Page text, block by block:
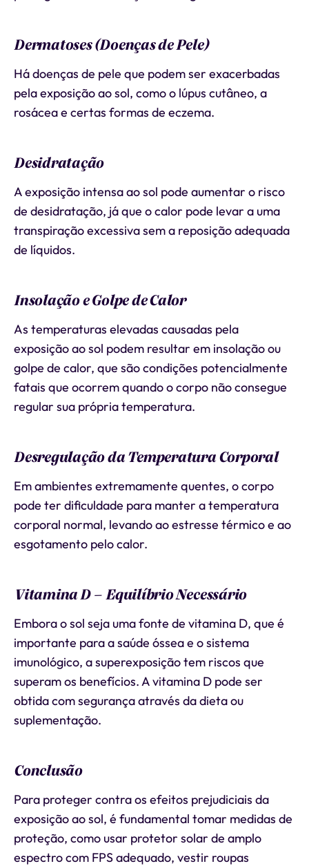
Dermatoses (Doenças de Pele)
Há doenças de pele que podem ser exacerbadas
pela exposição ao sol, como o lúpus cutâneo, a
rosácea e certas formas de eczema.
Desidratação
A exposição intensa ao sol pode aumentar o risco
de desidratação, já que o calor pode levar a uma
transpiração excessiva sem a reposição adequada
de líquidos.
Insolação e Golpe de Calor
As temperaturas elevadas causadas pela
exposição ao sol podem resultar em insolação ou
golpe de calor, que são condições potencialmente
fatais que ocorrem quando o corpo não consegue
regular sua própria temperatura.
Desregulação da Temperatura Corporal
Em ambientes extremamente quentes, o corpo
pode ter dificuldade para manter a temperatura
corporal normal, levando ao estresse térmico e ao
esgotamento pelo calor.
Vitamina D – Equilíbrio Necessário
Embora o sol seja uma fonte de vitamina D, que é
importante para a saúde óssea e o sistema
imunológico, a superexposição tem riscos que
superam os benefícios. A vitamina D pode ser
obtida com segurança através da dieta ou
suplementação.
Conclusão
Para proteger contra os efeitos prejudiciais da
exposição ao sol, é fundamental tomar medidas de
proteção, como usar protetor solar de amplo
espectro com FPS adequado, vestir roupas